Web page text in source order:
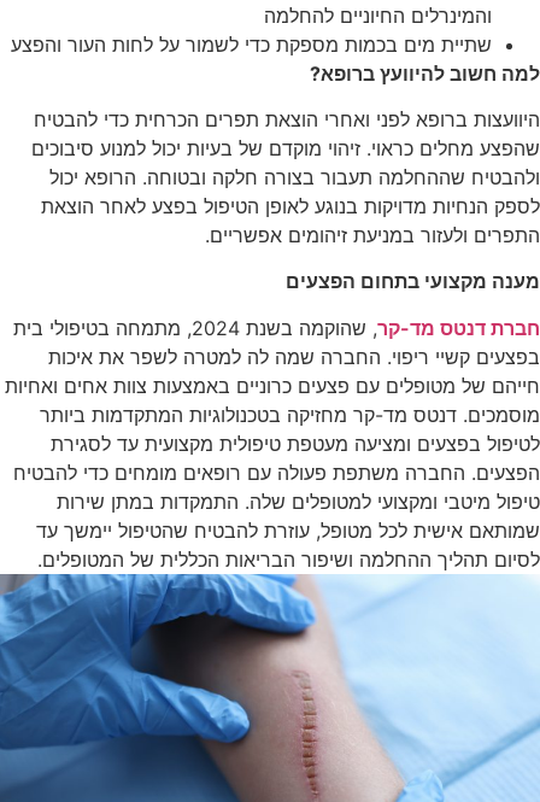
והמינרלים החיוניים להחלמה
שתיית מים בכמות מספקת כדי לשמור על לחות העור והפצע
למה חשוב להיוועץ ברופא?
היוועצות ברופא לפני ואחרי הוצאת תפרים הכרחית כדי להבטיח
שהפצע מחלים כראוי. זיהוי מוקדם של בעיות יכול למנוע סיבוכים
ולהבטיח שההחלמה תעבור בצורה חלקה ובטוחה. הרופא יכול
לספק הנחיות מדויקות בנוגע לאופן הטיפול בפצע לאחר הוצאת
התפרים ולעזור במניעת זיהומים אפשריים.
מענה מקצועי בתחום הפצעים
חברת דנטס מד-קר
, שהוקמה בשנת 2024, מתמחה בטיפולי בית
בפצעים קשיי ריפוי. החברה שמה לה למטרה לשפר את איכות
חייהם של מטופלים עם פצעים כרוניים באמצעות צוות אחים ואחיות
מוסמכים. דנטס מד-קר מחזיקה בטכנולוגיות המתקדמות ביותר
לטיפול בפצעים ומציעה מעטפת טיפולית מקצועית עד לסגירת
הפצעים. החברה משתפת פעולה עם רופאים מומחים כדי להבטיח
טיפול מיטבי ומקצועי למטופלים שלה. התמקדות במתן שירות
שמותאם אישית לכל מטופל, עוזרת להבטיח שהטיפול יימשך עד
לסיום תהליך ההחלמה ושיפור הבריאות הכללית של המטופלים.